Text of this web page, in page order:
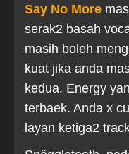
Say No More
serak2 basah
masih boleh
kuat jika anda
kedua. Energy
terbaek. Anda x
layan ketiga2